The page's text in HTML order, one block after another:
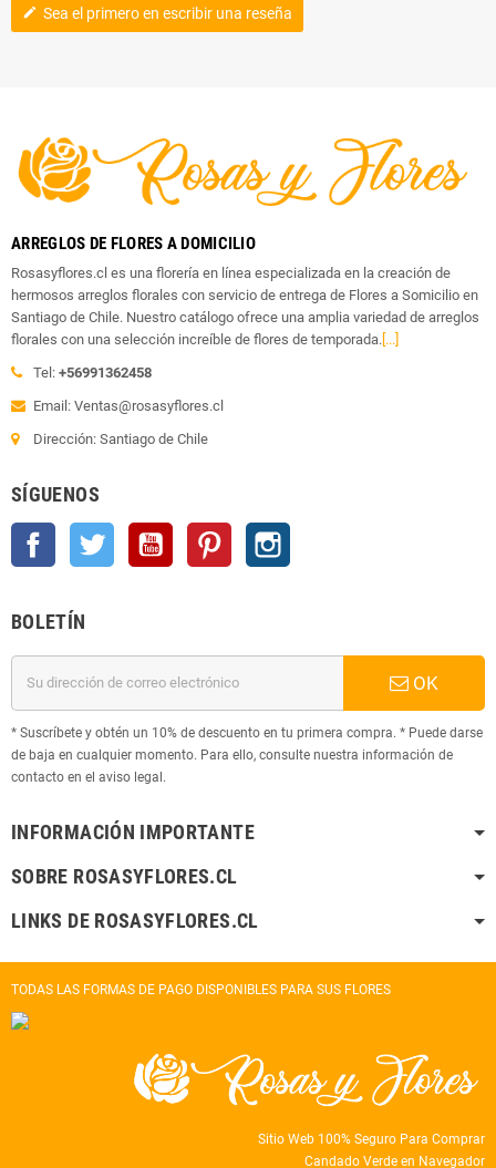
edit Sea el primero en escribir una reseña
ARREGLOS DE FLORES A DOMICILIO
Rosasyflores.cl es una florería en línea especializada en la creación de
hermosos arreglos florales con servicio de entrega de Flores a Somicilio en
Santiago de Chile. Nuestro catálogo ofrece una amplia variedad de arreglos
florales con una selección increíble de flores de temporada. [...]
Tel: +56991362458
Email: Ventas@rosasyflores.cl
Dirección: Santiago de Chile
SÍGUENOS
Facebook Twitter YouTube Pinterest
BOLETÍN
OK
* Suscríbete y obtén un 10% de descuento en tu primera compra. * Puede darse
de baja en cualquier momento. Para ello, consulte nuestra información de
contacto en el aviso legal.
INFORMACIÓN IMPORTANTE
SOBRE ROSASYFLORES.CL
LINKS DE ROSASYFLORES.CL
TODAS LAS FORMAS DE PAGO DISPONIBLES PARA SUS FLORES
Sitio Web 100% Seguro Para Comprar
Candado Verde en Navegador